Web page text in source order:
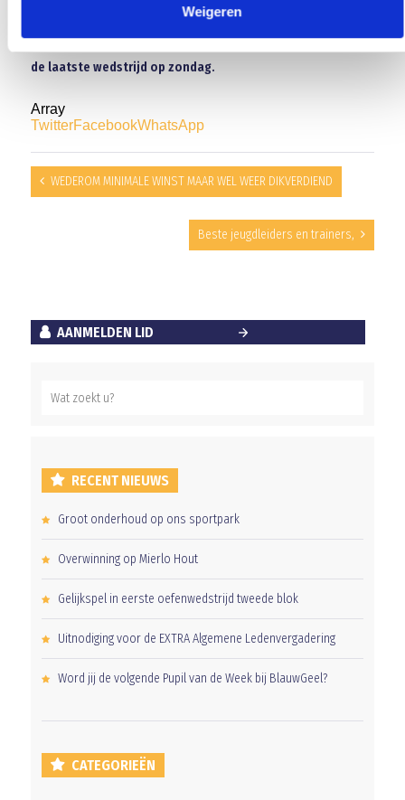
Weigeren
met Blauw Geel. Volgende week gaan we op bezoek bij de
de laatste wedstrijd op zondag.
Array
TwitterFacebookWhatsApp
WEDEROM MINIMALE WINST MAAR WEL WEER DIKVERDIEND
Beste jeugdleiders en trainers,
AANMELDEN LID
RECENT NIEUWS
Groot onderhoud op ons sportpark
Overwinning op Mierlo Hout
Gelijkspel in eerste oefenwedstrijd tweede blok
Uitnodiging voor de EXTRA Algemene Ledenvergadering
Word jij de volgende Pupil van de Week bij BlauwGeel?
CATEGORIEËN